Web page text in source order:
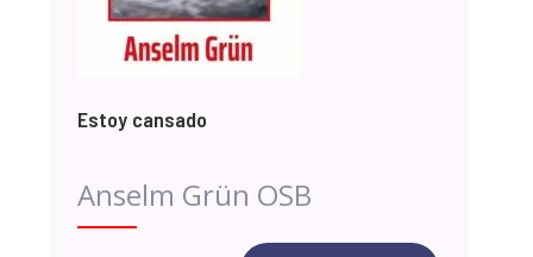
Estoy cansado
Anselm Grün OSB